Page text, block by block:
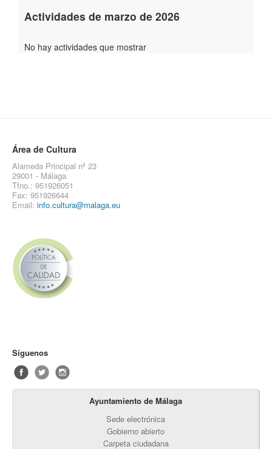
Actividades de marzo de 2026
No hay actividades que mostrar
Área de Cultura
Alameda Principal nº 23
29001 - Málaga
Tfno.: 951926051
Fax: 951926644
Email: info.cultura@malaga.eu
Síguenos
Ayuntamiento de Málaga
Sede electrónica
Gobierno abierto
Carpeta ciudadana